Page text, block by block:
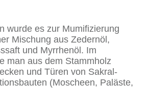
wurde es zur Mumifizierung
Mischung aus Zedernöl,
und Myrrhenöl. Im
man aus dem Stammholz
und Türen von Sakral-
(Moscheen, Paläste,